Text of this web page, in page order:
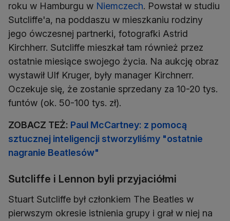
roku w Hamburgu w Niemczech. Powstał w studiu
Sutcliffe'a, na poddaszu w mieszkaniu rodziny
jego ówczesnej partnerki, fotografki Astrid
Kirchherr. Sutcliffe mieszkał tam również przez
ostatnie miesiące swojego życia. Na aukcję obraz
wystawił Ulf Kruger, były manager Kirchnerr.
Oczekuje się, że zostanie sprzedany za 10-20 tys.
funtów (ok. 50-100 tys. zł).
ZOBACZ TEŻ: Paul McCartney: z pomocą
sztucznej inteligencji stworzyliśmy "ostatnie
nagranie Beatlesów"
Sutcliffe i Lennon byli przyjaciółmi
Stuart Sutcliffe był członkiem The Beatles w
pierwszym okresie istnienia grupy i grał w niej na